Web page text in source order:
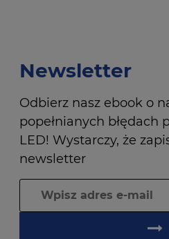
Newsletter
Odbierz nasz ebook o
popełnianych błędach
LED! Wystarczy, że
newsletter